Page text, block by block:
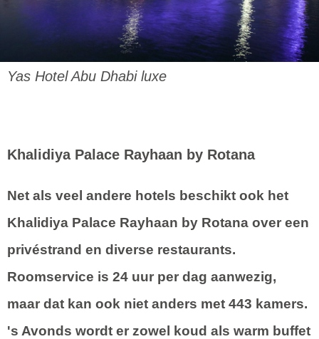
Yas Hotel Abu Dhabi luxe
Khalidiya Palace Rayhaan by Rotana
Net als veel andere hotels beschikt ook het
Khalidiya Palace Rayhaan by Rotana over een
privéstrand en diverse restaurants.
Roomservice is 24 uur per dag aanwezig,
maar dat kan ook niet anders met 443 kamers.
's Avonds wordt er zowel koud als warm buffet